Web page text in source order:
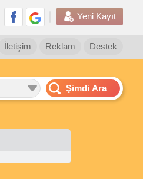
Yeni Kayıt
Destek
Reklam
İletişim
Şimdi Ara